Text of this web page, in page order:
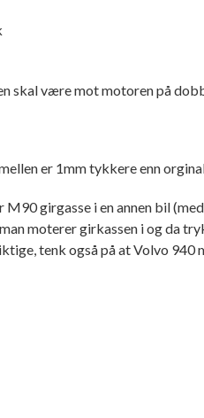
skal være mot motoren på
er 1mm tykkere enn
M90 girgasse i en annen bil
moterer girkassen i og da
tenk også på at Volvo